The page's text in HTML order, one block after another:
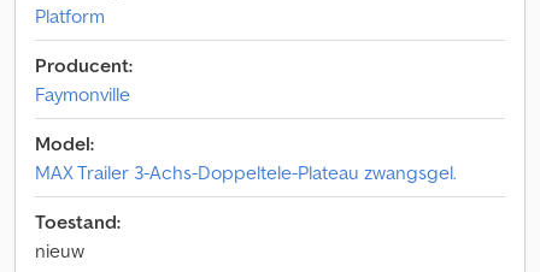
Platform
Producent:
Faymonville
Model:
MAX Trailer 3-Achs-Doppeltele-Plateau zwangsgel.
Toestand:
nieuw